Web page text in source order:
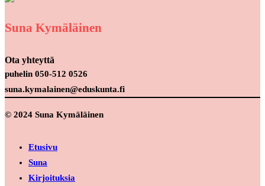
Suna Kymäläinen
Ota yhteyttä
puhelin 050-512 0526
suna.kymalainen@eduskunta.fi
© 2024 Suna Kymäläinen
Etusivu
Suna
Kirjoituksia